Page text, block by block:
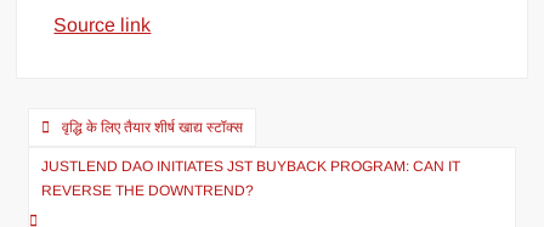
Source link
वृद्धि के लिए तैयार शीर्ष खाद्य स्टॉक्स
JUSTLEND DAO INITIATES JST BUYBACK PROGRAM: CAN IT
REVERSE THE DOWNTREND?